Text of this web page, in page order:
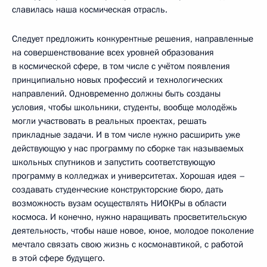
славилась наша космическая отрасль.
Следует предложить конкурентные решения, направленные
на совершенствование всех уровней образования
в космической сфере, в том числе с учётом появления
принципиально новых профессий и технологических
направлений. Одновременно должны быть созданы
условия, чтобы школьники, студенты, вообще молодёжь
могли участвовать в реальных проектах, решать
прикладные задачи. И в том числе нужно расширить уже
действующую у нас программу по сборке так называемых
школьных спутников и запустить соответствующую
программу в колледжах и университетах. Хорошая идея –
создавать студенческие конструкторские бюро, дать
возможность вузам осуществлять НИОКРы в области
космоса. И конечно, нужно наращивать просветительскую
деятельность, чтобы наше новое, юное, молодое поколение
мечтало связать свою жизнь с космонавтикой, с работой
в этой сфере будущего.